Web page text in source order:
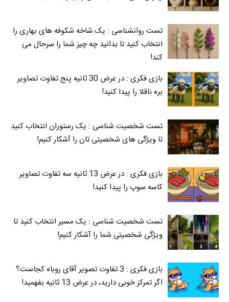
تست روانشناسی : یک شاخه شکوفه های بهاری را
انتخاب کنید تا بدانید چه چیز شما را سرحال می‌
کند!
بازی فکری : در عرض 30 ثانیه پنج تفاوت تصاویر
بره ناقلا را پیدا کنید!
تست شخصیت شناسی : یک رستوران انتخاب کنید
تا ویژگی های شخصیتی تان را آشکار کنیم!
بازی فکری : در عرض 13 ثانیه سه تفاوت تصاویر
کاسه‌ سوپ را پیدا کنید!
تست شخصیت شناسی : یک مسیر انتخاب کنید تا
ویژگی شخصیتی شما را آشکار کنیم!
بازی فکری : 3 تفاوت تصویر آقای روباه کجاست؟
اگر تمرکز خوبی دارید، در عرض 13 ثانیه بفهمید!